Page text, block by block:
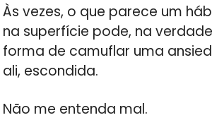
Às vezes, o que parece um
na superfície pode, na
forma de camuflar uma
ali, escondida.
Não me entenda mal.